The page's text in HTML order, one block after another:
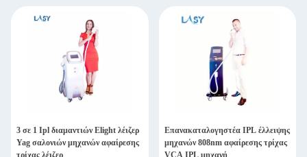
3 σε 1 Ipl διαμαντιών Elight λέιζερ
Yag σαλονιών μηχανών αφαίρεσης
τρίχας λέιζερ
Επανακαταλογηστέα IPL έλλειψης
μηχανών 808nm αφαίρεσης τρίχας
VCA IPL μηχανή